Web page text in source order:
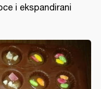
i ekspandirani